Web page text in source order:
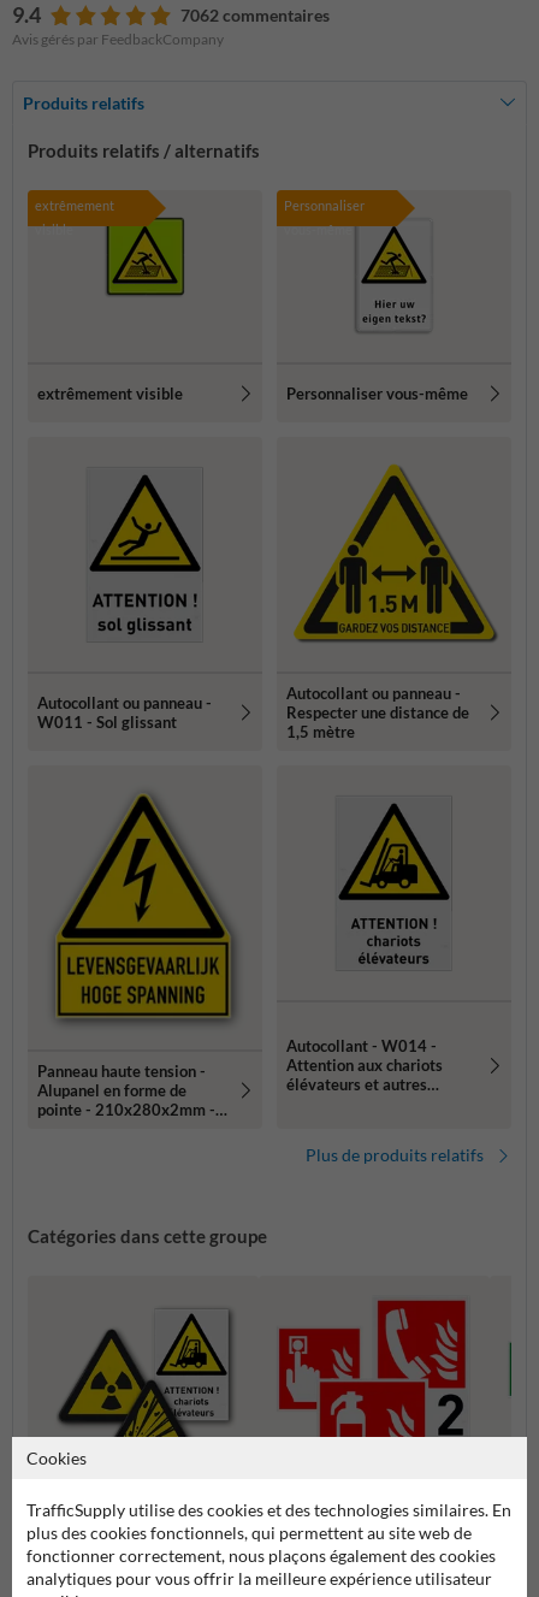
9.4 7062 commentaires
Avis gérés par FeedbackCompany
Produits relatifs
Produits relatifs / alternatifs
extrêmement
visible
extrêmement visible
Personnaliser
vous-même
Personnaliser vous-même
Autocollant ou panneau -
W011 - Sol glissant
Autocollant ou panneau -
Respecter une distance de
1,5 mètre
Panneau haute tension -
Alupanel en forme de
pointe - 210x280x2mm -
Autocollant - W014 -
Attention aux chariots
élévateurs et autres
Plus de produits relatifs
Catégories dans cette groupe
Pictogrammes
d'avertissement
Pictogrammes de lutte contre
l'incendie
Cookies
TrafficSupply utilise des cookies et des technologies similaires. En
plus des cookies fonctionnels, qui permettent au site web de
fonctionner correctement, nous plaçons également des cookies
analytiques pour vous offrir la meilleure expérience utilisateur